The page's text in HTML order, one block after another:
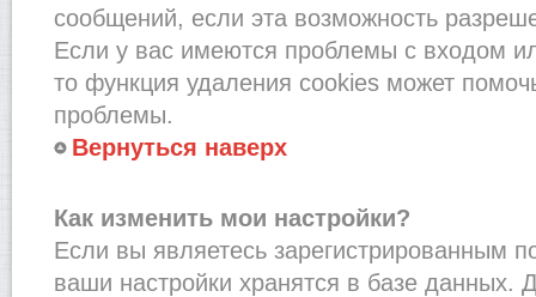
сообщений, если эта возможность
Если у вас имеются проблемы с входом
то функция удаления cookies может
проблемы.
Вернуться наверх
Как изменить мои настройки?
Если вы являетесь зарегистрированным
ваши настройки хранятся в базе данных.